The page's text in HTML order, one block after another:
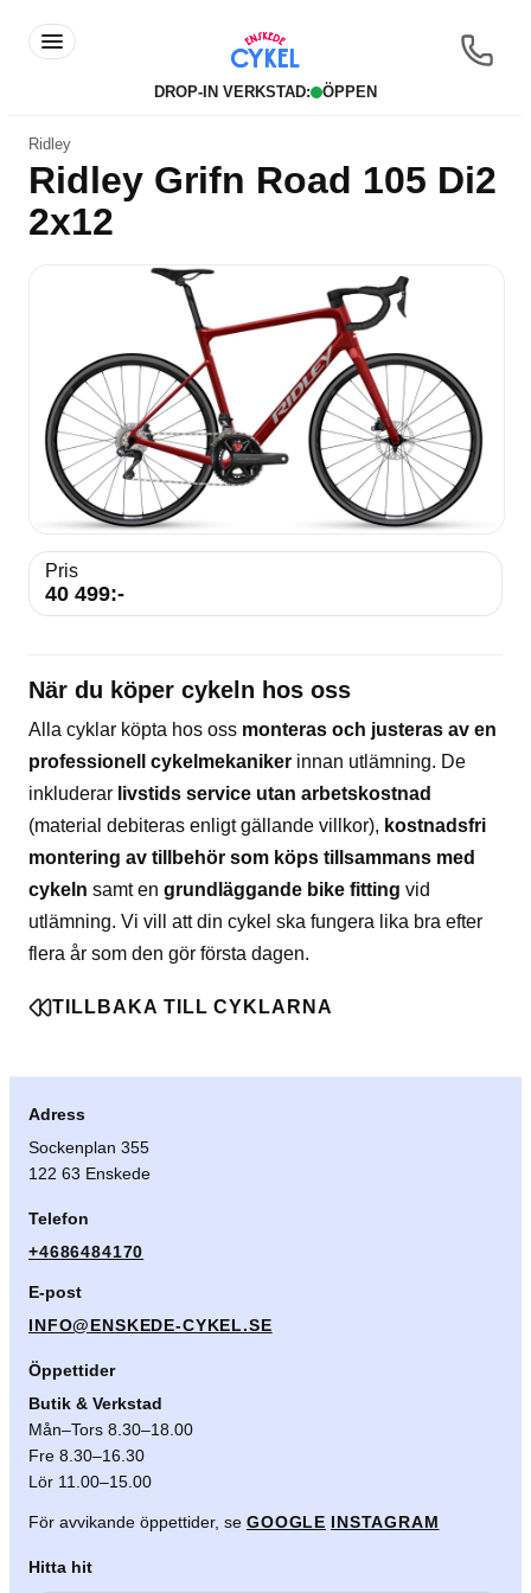
DROP-IN VERKSTAD: ÖPPEN
Ridley
Ridley Grifn Road 105 Di2
2x12
Pris
40 499:-
När du köper cykeln hos oss
Alla cyklar köpta hos oss monteras och justeras av en
professionell cykelmekaniker innan utlämning. De
inkluderar livstids service utan arbetskostnad
(material debiteras enligt gällande villkor), kostnadsfri
montering av tillbehör som köps tillsammans med
cykeln samt en grundläggande bike fitting vid
utlämning. Vi vill att din cykel ska fungera lika bra efter
flera år som den gör första dagen.
TILLBAKA TILL CYKLARNA
Adress
Sockenplan 355
122 63 Enskede
Telefon
+4686484170
E-post
INFO@ENSKEDE-CYKEL.SE
Öppettider
Butik & Verkstad
Mån–Tors 8.30–18.00
Fre 8.30–16.30
Lör 11.00–15.00
För avvikande öppettider, se GOOGLE INSTAGRAM
Hitta hit